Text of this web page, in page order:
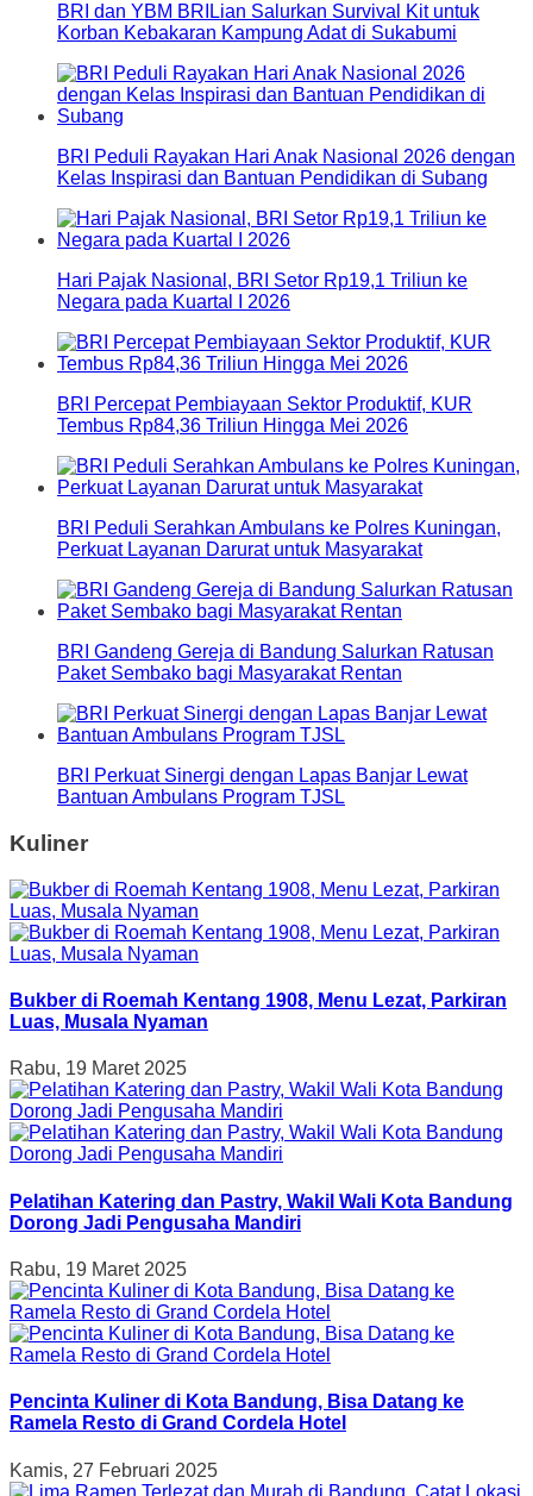
BRI dan YBM BRILian Salurkan Survival Kit untuk
Korban Kebakaran Kampung Adat di Sukabumi
BRI Peduli Rayakan Hari Anak Nasional 2026 dengan
Kelas Inspirasi dan Bantuan Pendidikan di Subang
Hari Pajak Nasional, BRI Setor Rp19,1 Triliun ke
Negara pada Kuartal I 2026
BRI Percepat Pembiayaan Sektor Produktif, KUR
Tembus Rp84,36 Triliun Hingga Mei 2026
BRI Peduli Serahkan Ambulans ke Polres Kuningan,
Perkuat Layanan Darurat untuk Masyarakat
BRI Gandeng Gereja di Bandung Salurkan Ratusan
Paket Sembako bagi Masyarakat Rentan
BRI Perkuat Sinergi dengan Lapas Banjar Lewat
Bantuan Ambulans Program TJSL
Kuliner
Bukber di Roemah Kentang 1908, Menu Lezat, Parkiran
Luas, Musala Nyaman
Rabu, 19 Maret 2025
Pelatihan Katering dan Pastry, Wakil Wali Kota Bandung
Dorong Jadi Pengusaha Mandiri
Rabu, 19 Maret 2025
Pencinta Kuliner di Kota Bandung, Bisa Datang ke
Ramela Resto di Grand Cordela Hotel
Kamis, 27 Februari 2025